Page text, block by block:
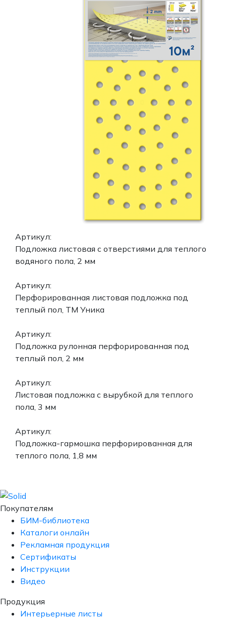
Артикул:
Подложка листовая с отверстиями для теплого
водяного пола, 2 мм
Артикул:
Перфорированная листовая подложка под
теплый пол, ТМ Уника
Артикул:
Подложка рулонная перфорированная под
теплый пол, 2 мм
Артикул:
Листовая подложка с вырубкой для теплого
пола, 3 мм
Артикул:
Подложка-гармошка перфорированная для
теплого пола, 1,8 мм
Покупателям
БИМ-библиотека
Каталоги онлайн
Рекламная продукция
Сертификаты
Инструкции
Видео
Продукция
Интерьерные листы